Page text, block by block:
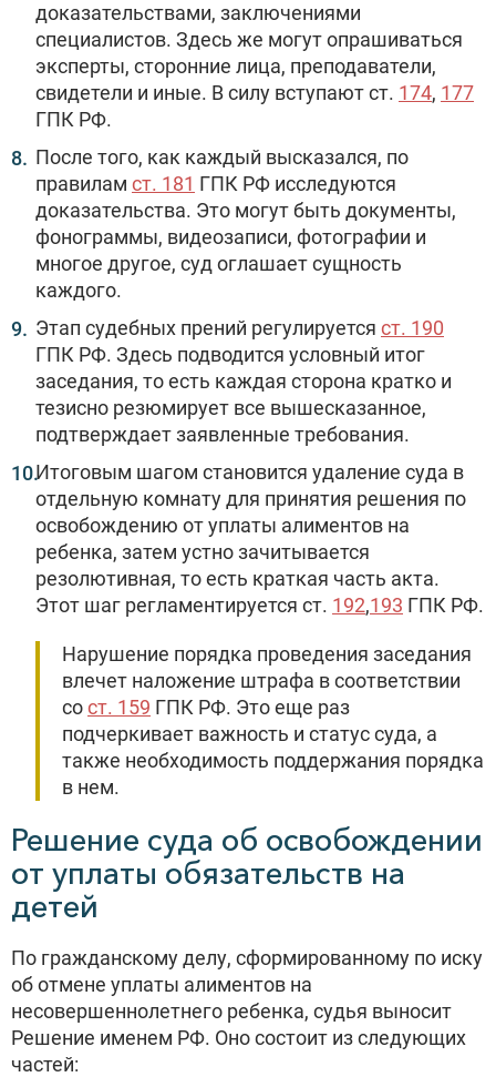
доказательствами, заключениями
специалистов. Здесь же могут опрашиваться
эксперты, сторонние лица, преподаватели,
свидетели и иные. В силу вступают ст. 174, 177
ГПК РФ.
После того, как каждый высказался, по
правилам ст. 181 ГПК РФ исследуются
доказательства. Это могут быть документы,
фонограммы, видеозаписи, фотографии и
многое другое, суд оглашает сущность
каждого.
Этап судебных прений регулируется ст. 190
ГПК РФ. Здесь подводится условный итог
заседания, то есть каждая сторона кратко и
тезисно резюмирует все вышесказанное,
подтверждает заявленные требования.
Итоговым шагом становится удаление суда в
отдельную комнату для принятия решения по
освобождению от уплаты алиментов на
ребенка, затем устно зачитывается
резолютивная, то есть краткая часть акта.
Этот шаг регламентируется ст. 192,193 ГПК РФ.
Нарушение порядка проведения заседания
влечет наложение штрафа в соответствии
сост. 159 ГПК РФ. Это еще раз
подчеркивает важность и статус суда, а
также необходимость поддержания порядка
в нем.
Решение суда об освобождении
от уплаты обязательств на
детей
По гражданскому делу, сформированному по иску
об отмене уплаты алиментов на
несовершеннолетнего ребенка, судья выносит
Решение именем РФ. Оно состоит из следующих
частей: